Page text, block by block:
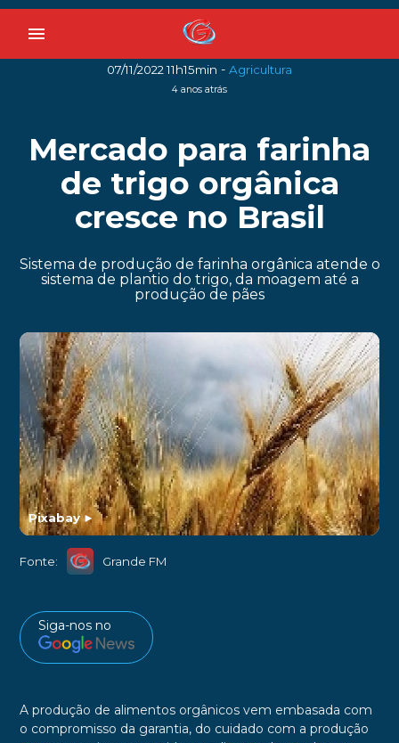
menu
07/11/2022 11h15min - Agricultura
4 anos atrás
Mercado para farinha
de trigo orgânica
cresce no Brasil
Sistema de produção de farinha orgânica atende o
sistema de plantio do trigo, da moagem até a
produção de pães
Pixabay►
Fonte: Grande FM
Siga-nos no
A produção de alimentos orgânicos vem embasada com
o compromisso da garantia, do cuidado com a produção